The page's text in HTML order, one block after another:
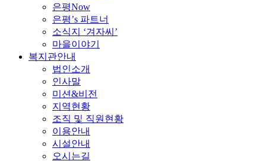
은평Now
은평’s 파트너
소식지 ‘겨자씨’
마을이야기
복지관안내
법인소개
인사말
미션&비전
지역현황
조직 및 직원현황
이용안내
시설안내
오시는길